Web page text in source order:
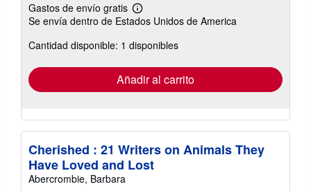
Gastos de envío gratis
Más
información
las
tarifas
envío
Se envía dentro de Estados Unidos de America
Cantidad disponible: 1 disponibles
Añadir al carrito
Cherished : 21 Writers on Animals They
Have Loved and Lost
Abercrombie, Barbara